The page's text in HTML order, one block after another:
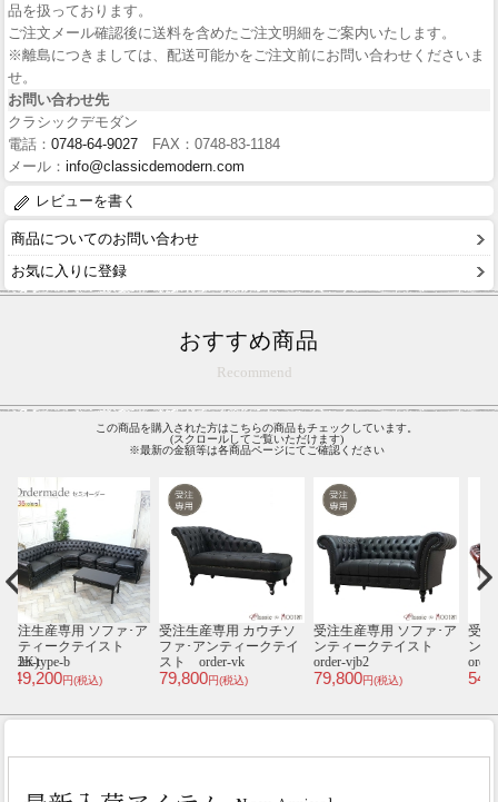
品を扱っております。
ご注文メール確認後に送料を含めたご注文明細をご案内いたします。
※離島につきましては、配送可能かをご注文前にお問い合わせくださいま
せ。
お問い合わせ先
クラシックデモダン
電話： 0748-64-9027 FAX：0748-83-1184
メール： info@classicdemodern.com
レビューを書く
商品についてのお問い合わせ
お気に入りに登録
おすすめ商品
Recommend
この商品を購入された方はこちらの商品もチェックしています。
(スクロールしてご覧いただけます)
※最新の金額等は各商品ページにてご確認ください
受注生産専用 ソファ･ア
ンティークテイスト
order-type3
548,000円(税込)
1人掛けソファ･アンテ
ィークテイスト 1014-
5L20B
108,000円(税込)
1人掛けソファ･アンテ
ィークテイスト E1168-
1-8P32B
49,800円(税込)